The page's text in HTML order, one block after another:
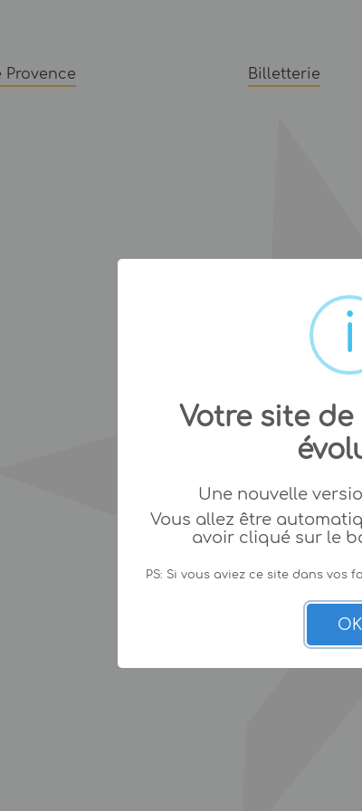
Provence Billetterie
Votre site
Une nouvelle
Vous allez être
avoir cliqué sur le
PS: Si vous aviez ce site dans vos
OK